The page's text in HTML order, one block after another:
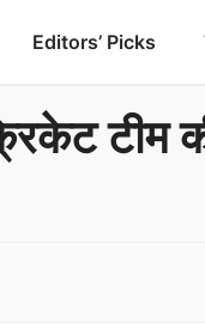
Editors’ Picks
टीम